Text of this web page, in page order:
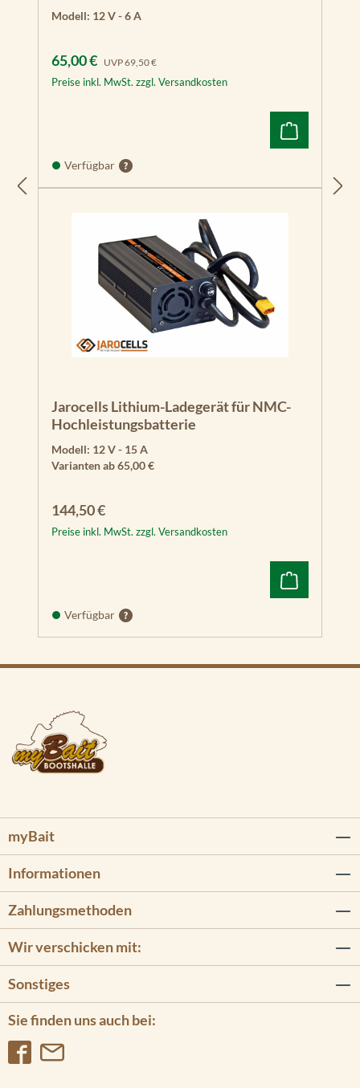
Modell: 12 V - 6 A
Verkaufspreis:
65,00 € UVP Regulärer Preis:
69,50 €
Preise inkl. MwSt. zzgl. Versandkosten
Verfügbar
Jarocells Lithium-Ladegerät für NMC-
Hochleistungsbatterie
Modell: 12 V - 15 A
Varianten ab65,00 €
Regulärer Preis:
144,50 €
Preise inkl. MwSt. zzgl. Versandkosten
Verfügbar
myBait
Informationen
Sie finden uns auch bei:
Zahlungsmethoden
Wir verschicken mit:
Sonstiges